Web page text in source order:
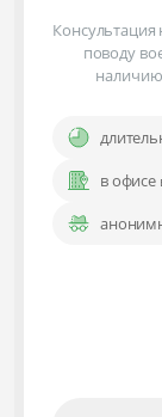
поводу
в офисе